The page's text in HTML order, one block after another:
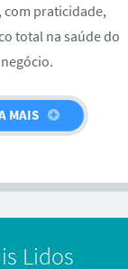
com praticidade,
total na saúde do
MAIS
Lidos